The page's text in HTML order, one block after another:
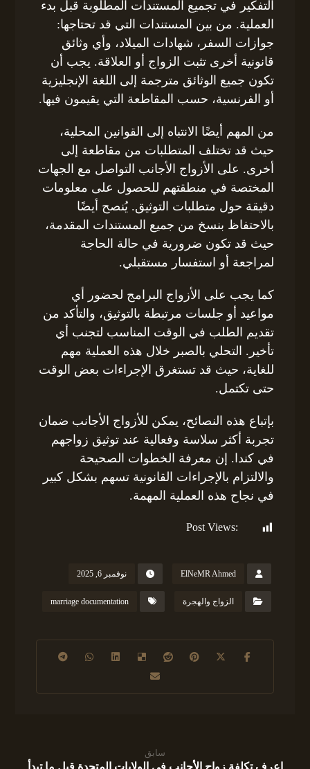
التفكير في تجميع المستندات المطلوبة قبل بدء
العملية. من بين المستندات التي قد تحتاجها:
جوازات السفر، شهادات الميلاد، وأي وثائق
قانونية أخرى تثبت الزواج أو العلاقة. يجب أن
تكون جميع الوثائق مترجمة إلى اللغة الإنجليزية
أو الفرنسية، حسب المقاطعة التي يقيمون فيها.
من المهم أيضًا الانتباه إلى القوانين المحلية،
حيث قد تختلف المتطلبات من مقاطعة إلى
أخرى. على الأزواج الأجانب التواصل مع الجهات
المختصة في منطقتهم للحصول على معلومات
دقيقة حول متطلبات التوثيق. يُنصح أيضًا
بالاحتفاظ بنسخ من جميع المستندات المقدمة،
حيث قد تكون ضرورية في حالة الحاجة
لمراجعة أو استفسار مستقبلي.
كما يجب على الأزواج البرامج لحضور أي
مواعيد أو جلسات مرتبطة بالتوثيق، والتأكد من
تقديم الطلب في الوقت المناسب لتجنب أي
تأخير. التحلي بالصبر خلال هذه العملية مهم
للغاية، حيث قد تستغرق الإجراءات بعض الوقت
حتى تكتمل.
بإتباع هذه النصائح، يمكن للأزواج الأجانب ضمان
تجربة أكثر سلاسة وفعالية عند توثيق زواجهم
في كندا. إن معرفة الخطوات الصحيحة
والالتزام بالإجراءات القانونية تسهم بشكل كبير
في نجاح هذه العملية المهمة.
Post Views:
ElNeMR Ahmed نوفمبر 6, 2025
الزواج والهجرة marriage documentation
سابق